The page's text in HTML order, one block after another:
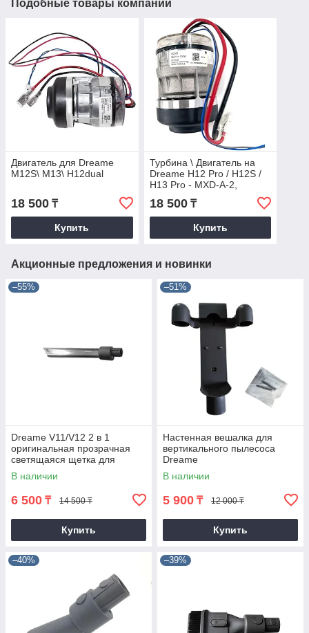
Подобные товары компании
Двигатель для Dreame
M12S\ M13\ H12dual
18 500 ₸
Купить
Турбина \ Двигатель на
Dreame H12 Pro / H12S /
H13 Pro - MXD-A-2,
оригинал
18 500₸
Купить
Акционные предложения и новинки
–55%
Dreame V11/V12 2 в 1
оригинальная прозрачная
светящаяся щетка для
удаления пыли
В наличии
6 500 ₸ 14 500 ₸
Купить
–51%
Настенная вешалка для
вертикального пылесоса
Dreame
V8/V9/V9p/V10/V11/V12
В наличии
5 900 ₸ 12 000 ₸
Купить
–40% –39%